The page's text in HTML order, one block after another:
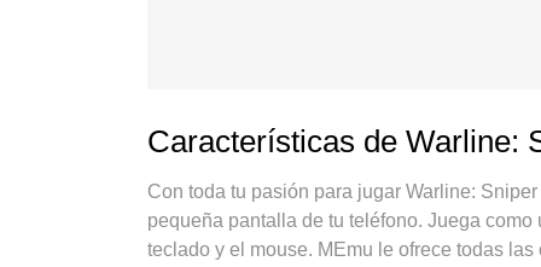
Características de Warline:
Con toda tu pasión para jugar Warline:
pequeña pantalla de tu teléfono. Juega
teclado y el mouse. MEmu le ofrece todas